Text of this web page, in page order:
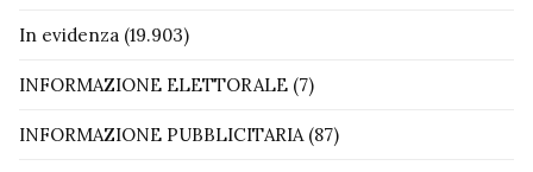
In evidenza (19.903)
INFORMAZIONE ELETTORALE (7)
INFORMAZIONE PUBBLICITARIA(87)